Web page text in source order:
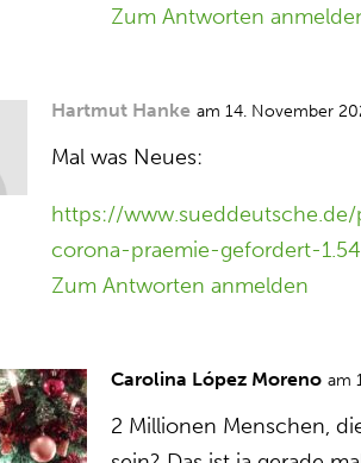
Zum Antworten
Hartmut Hanke am 14. November
Mal was Neues:
https://
corona-praemie-gefordert-
Zum Antworten anmelden
Carolina López Moreno am
2 Millionen Menschen,